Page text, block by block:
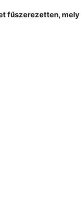
fűszerezetten,